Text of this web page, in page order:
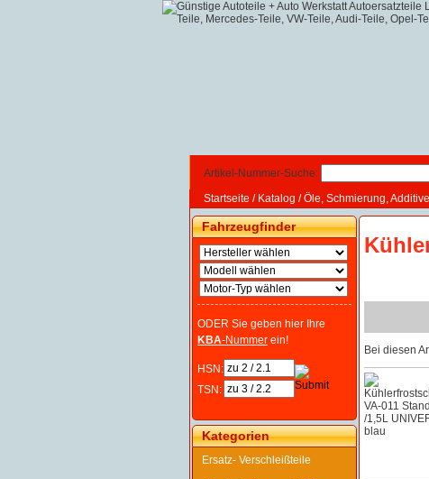
Artikel-Nummer-Suche:
Startseite / Katalog /Öle, Schmierung, Additive
Fahrzeugfinder
ODER Sie geben hier Ihre
KBA-Nummer ein!
HSN:
TSN:
Kategorien
Ersatz- Verschleißteile
Bei diesen